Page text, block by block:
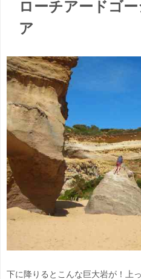
ローチアードゴ
ア
下に降りるとこんな巨大岩が！上